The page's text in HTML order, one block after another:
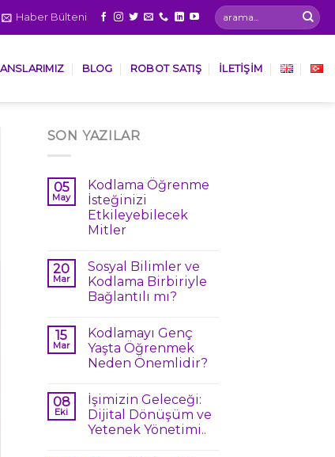
Haber Bülteni
BLOG ROBOT SATIŞ İLETİŞİM
SON YAZILAR
05
May
Kodlama Öğrenme
İsteğinizi
Etkileyebilecek
Mitler
20
Mar
Sosyal Bilimler ve
Kodlama Birbiriyle
Bağlantılı mı?
15
Mar
Kodlamayı Genç
Yaşta Öğrenmek
Neden Önemlidir?
08
Eki
İşimizin Geleceği:
Dijital Dönüşüm ve
Yetenek Yönetimi..